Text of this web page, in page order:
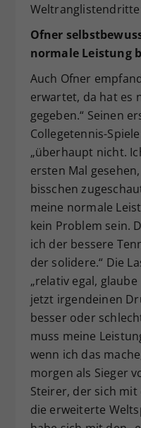
Ofner
normale Leistung
Auch Ofner
erwartet, da hat es
gegeben.“ Seinen
Collegetennis-
„überhaupt nicht.
ersten Mal
bisschen
meine normale
kein Problem sein.
ich der bessere
der solidere.“ Die
„relativ egal,
jetzt irgendeinen
besser oder
muss meine
wenn ich das
morgen als Sieger
Steirer, der sich
die erweiterte